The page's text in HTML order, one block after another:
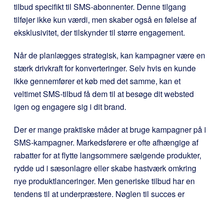
tilbud specifikt til SMS-abonnenter. Denne tilgang
tilføjer ikke kun værdi, men skaber også en følelse af
eksklusivitet, der tilskynder til større engagement.
Når de planlægges strategisk, kan kampagner være en
stærk drivkraft for konverteringer. Selv hvis en kunde
ikke gennemfører et køb med det samme, kan et
veltimet SMS-tilbud få dem til at besøge dit websted
igen og engagere sig i dit brand.
Der er mange praktiske måder at bruge kampagner på i
SMS-kampagner. Markedsførere er ofte afhængige af
rabatter for at flytte langsommere sælgende produkter,
rydde ud i sæsonlagre eller skabe hastværk omkring
nye produktlanceringer. Men generiske tilbud har en
tendens til at underpræstere. Nøglen til succes er